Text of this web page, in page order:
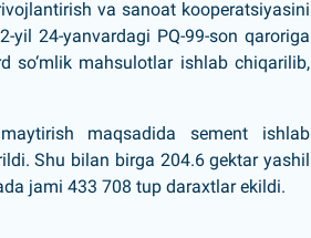
va sanoat kooperatsiyasini
yil 24-yanvardagi PQ-99-son qaroriga
mahsulotlar ishlab chiqarilib,
maqsadida sement ishlab
Shu bilan birga 204.6 gektar yashil
jami 433 708 tup daraxtlar ekildi.